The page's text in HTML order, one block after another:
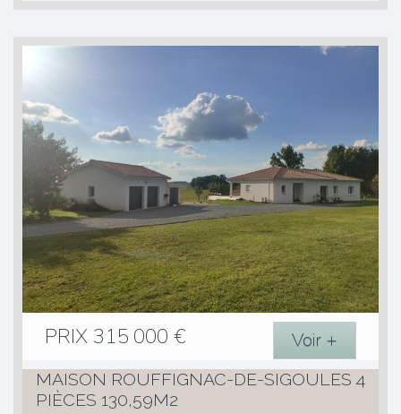
PRIX 315 000 € Voir +
MAISON ROUFFIGNAC-DE-SIGOULES 4
PIÈCES 130,59M2